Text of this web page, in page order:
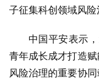
子征集科创领域风险
中国平安表示
青年成长成才打造
风险治理的重要协